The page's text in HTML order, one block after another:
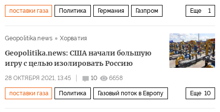
Еще 1
поставки газа Политика Германия Газпром
Geopolitika.news
Хорватия
Geopolitika.news: США начали большую
игру с целью изолировать Россию
28 ОКТЯБРЯ 2021, 13:45 10 6658
Еще 10
поставки газа Политика Газовый поток в Европу